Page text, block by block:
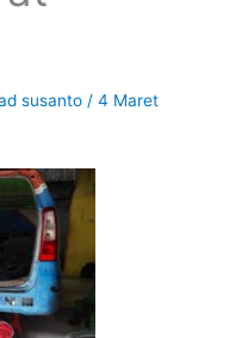
susanto / 4 Maret